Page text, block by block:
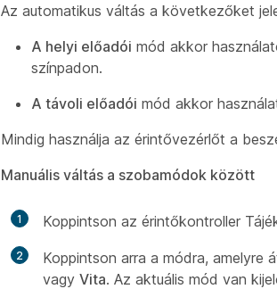
Az automatikus váltás a következőket
A helyi előadói mód akkor
színpadon.
A távoli előadói mód akkor
Mindig használja az érintővezérlőt a
Manuális váltás a szobamódok között
1 Koppintson az érintőkontroller
2 Koppintson arra a módra, amelyre
vagy Vita. Az aktuális mód van